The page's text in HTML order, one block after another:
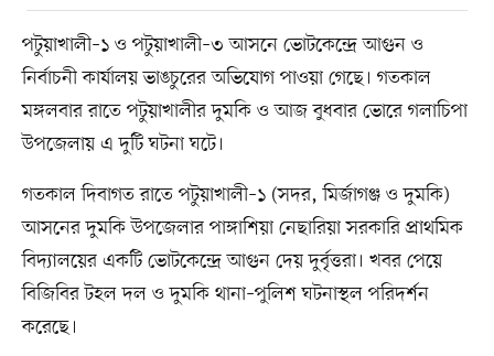
পটুয়াখালী–১ ও পটুয়াখালী–৩ আসনে ভোটকেন্দ্রে আগুন ও
নির্বাচনী কার্যালয় ভাঙচুরের অভিযোগ পাওয়া গেছে। গতকাল
মঙ্গলবার রাতে পটুয়াখালীর দুমকি ও আজ বুধবার ভোরে গলাচিপা
উপজেলায় এ দুটি ঘটনা ঘটে।
গতকাল দিবাগত রাতে পটুয়াখালী–১ (সদর, মির্জাগঞ্জ ও দুমকি)
আসনের দুমকি উপজেলার পাঙ্গাশিয়া নেছারিয়া সরকারি প্রাথমিক
বিদ্যালয়ের একটি ভোটকেন্দ্রে আগুন দেয় দুর্বৃত্তরা। খবর পেয়ে
বিজিবির টহল দল ও দুমকি থানা–পুলিশ ঘটনাস্থল পরিদর্শন
করেছে।